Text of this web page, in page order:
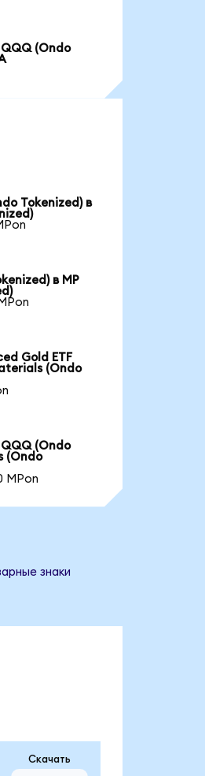
(Ondo
Tokenized) в
в MP
Gold ETF
(Ondo
(Ondo
(Ondo
MPon
знаки
Скачать